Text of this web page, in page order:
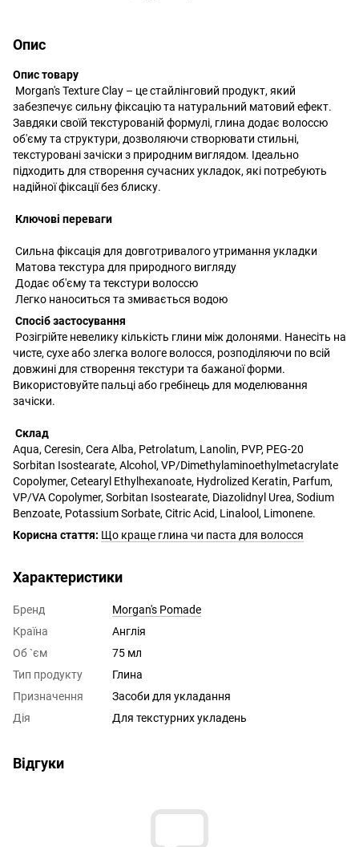
Опис
Опис товару
Morgan's Texture Clay – це стайлінговий продукт, який
забезпечує сильну фіксацію та натуральний матовий ефект.
Завдяки своїй текстурованій формулі, глина додає волоссю
об'єму та структури, дозволяючи створювати стильні,
текстуровані зачіски з природним виглядом. Ідеально
підходить для створення сучасних укладок, які потребують
надійної фіксації без блиску.
Ключові переваги
Сильна фіксація для довготривалого утримання укладки
Матова текстура для природного вигляду
Додає об'єму та текстури волоссю
Легко наноситься та змивається водою
Спосіб застосування
Розігрійте невелику кількість глини між долонями. Нанесіть на
чисте, сухе або злегка вологе волосся, розподіляючи по всій
довжині для створення текстури та бажаної форми.
Використовуйте пальці або гребінець для моделювання
зачіски.
Склад
Aqua, Ceresin, Cera Alba, Petrolatum, Lanolin, PVP, PEG-20
Sorbitan Isostearate, Alcohol, VP/Dimethylaminoethylmetacrylate
Copolymer, Cetearyl Ethylhexanoate, Hydrolized Keratin, Parfum,
VP/VA Copolymer, Sorbitan Isostearate, Diazolidnyl Urea, Sodium
Benzoate, Potassium Sorbate, Citric Acid, Linalool, Limonene.
Корисна стаття: Що краще глина чи паста для волосся
Характеристики
Бренд
Morgan's Pomade
Країна
Англія
Об `єм
75 мл
Тип продукту
Глина
Призначення
Засоби для укладання
Дія
Для текстурних укладень
Відгуки